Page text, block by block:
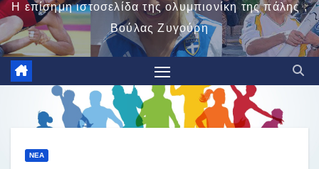
Η επίσημη ιστοσελίδα της ολυμπιονίκη της πάλης ,
Βούλας Ζυγούρη
ΝΈΑ